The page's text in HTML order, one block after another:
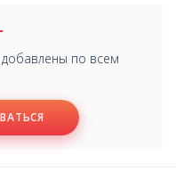
добавлены по всем